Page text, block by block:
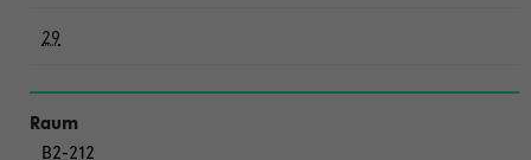
29
B2-212